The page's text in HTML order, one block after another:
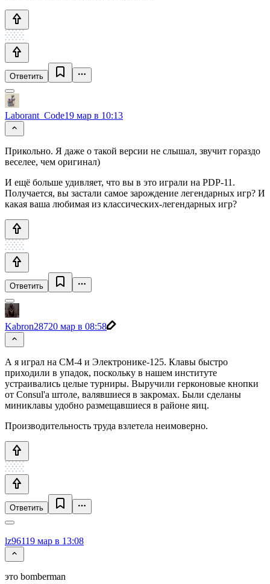
Ответить
Laborant_Code19 мар в 10:13
Прикольно. Я даже о такой версии не слышал, звучит гораздо
веселее, чем оригинал)
И ещё больше удивляет, что вы в это играли на PDP-11.
Получается, вы застали самое зарождение легендарных игр? И
какая ваша любимая из классических-легендарных игр?
Ответить
Kabron28720 мар в 08:58
А я играл на СМ-4 и Электронике-125. Клавы быстро
приходили в упадок, поскольку в нашем институте
устраивались целые турниры. Выручили герконовые кнопки
от Consul'a штоле, валявшиеся в закромах. Были сделаны
миниклавы удобно размещавшиеся в районе яиц.
Производительность труда взлетела неимоверно.
Ответить
lz96119 мар в 13:08
это bomberman